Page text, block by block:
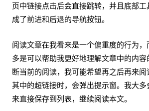
页中链接点击后会直接跳转，并且底部
成了前进和后退的导航按钮。
阅读文章在我看来是一个偏重度的行为
多是可以帮助我更好地理解文章中的内
断当前的阅读，我可能希望再之后再来
其中的超链接时，会弹出提示窗。我大多
来直接保存到列表，继续阅读本文。